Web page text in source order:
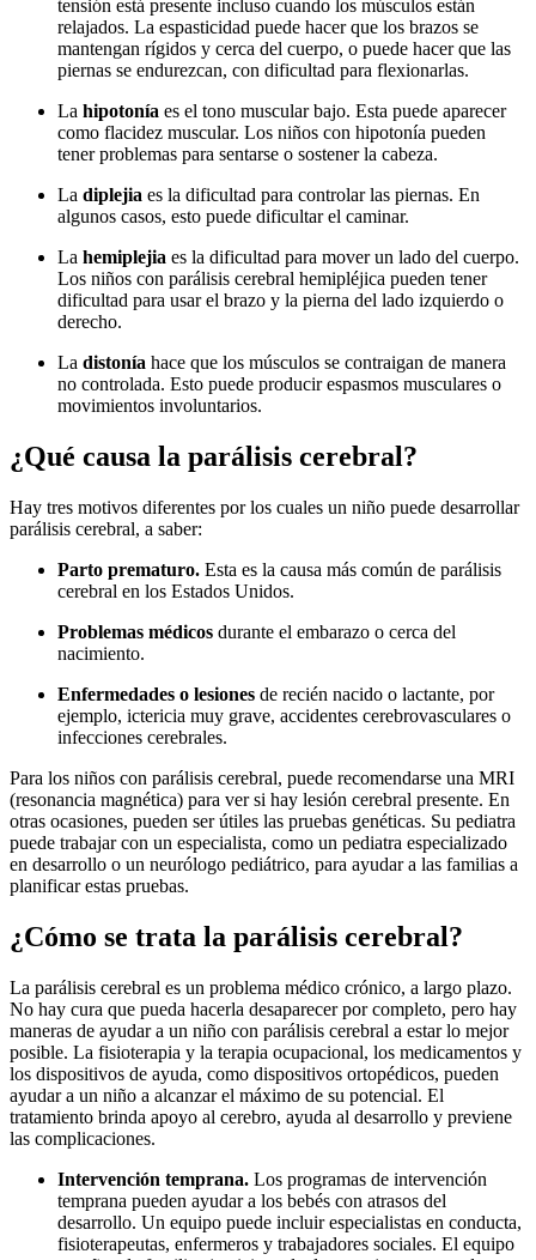
tensión está presente incluso cuando los músculos están
relajados. La espasticidad puede hacer que los brazos se
mantengan rígidos y cerca del cuerpo, o puede hacer que las
piernas se endurezcan, con dificultad para flexionarlas.
La hipotonía es el tono muscular bajo. Esta puede aparecer
como flacidez muscular. Los niños con hipotonía pueden
tener problemas para sentarse o sostener la cabeza.
La diplejia es la dificultad para controlar las piernas. En
algunos casos, esto puede dificultar el caminar.
La hemiplejia es la dificultad para mover un lado del cuerpo.
Los niños con parálisis cerebral hemipléjica pueden tener
dificultad para usar el brazo y la pierna del lado izquierdo o
derecho.
La distonía hace que los músculos se contraigan de manera
no controlada. Esto puede producir espasmos musculares o
movimientos involuntarios.
¿Qué causa la parálisis cerebral?
Hay tres motivos diferentes por los cuales un niño puede desarrollar
parálisis cerebral, a saber:
Parto prematuro. Esta es la causa más común de parálisis
cerebral en los Estados Unidos.
Problemas médicos durante el embarazo o cerca del
nacimiento.
Enfermedades o lesiones de recién nacido o lactante, por
ejemplo, ictericia muy grave, accidentes cerebrovasculares o
infecciones cerebrales.
Para los niños con parálisis cerebral, puede recomendarse una MRI
(resonancia magnética) para ver si hay lesión cerebral presente. En
otras ocasiones, pueden ser útiles las pruebas genéticas. Su pediatra
puede trabajar con un especialista, como un pediatra especializado
en desarrollo o un neurólogo pediátrico, para ayudar a las familias a
planificar estas pruebas.
¿Cómo se trata la parálisis cerebral?
La parálisis cerebral es un problema médico crónico, a largo plazo.
No hay cura que pueda hacerla desaparecer por completo, pero hay
maneras de ayudar a un niño con parálisis cerebral a estar lo mejor
posible. La fisioterapia y la terapia ocupacional, los medicamentos y
los dispositivos de ayuda, como dispositivos ortopédicos, pueden
ayudar a un niño a alcanzar el máximo de su potencial. El
tratamiento brinda apoyo al cerebro, ayuda al desarrollo y previene
las complicaciones.
Intervención temprana. Los programas de intervención
temprana pueden ayudar a los bebés con atrasos del
desarrollo. Un equipo puede incluir especialistas en conducta,
fisioterapeutas, enfermeros y trabajadores sociales. El equipo